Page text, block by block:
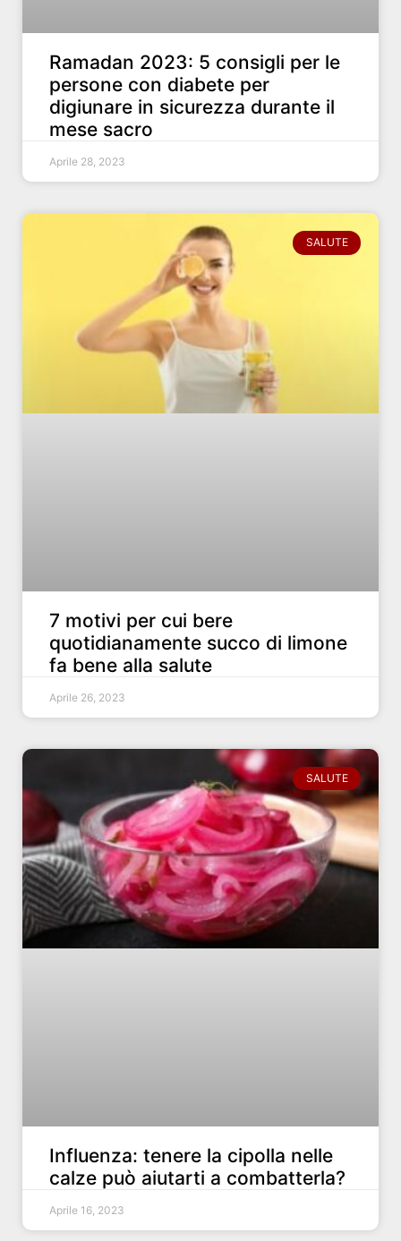
Ramadan 2023: 5 consigli per le
persone con diabete per
digiunare in sicurezza durante il
mese sacro
Aprile 28, 2023
SALUTE
7 motivi per cui bere
quotidianamente succo di limone
fa bene alla salute
Aprile 26, 2023
SALUTE
Influenza: tenere la cipolla nelle
calze può aiutarti a combatterla?
Aprile 16, 2023